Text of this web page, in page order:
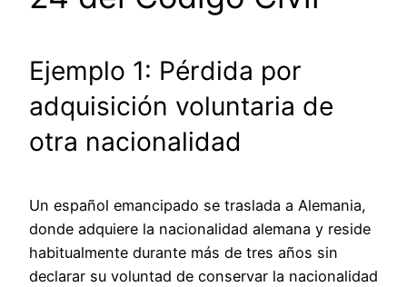
Ejemplo 1: Pérdida por
adquisición voluntaria de
otra nacionalidad
Un español emancipado se traslada a Alemania,
donde adquiere la nacionalidad alemana y reside
habitualmente durante más de tres años sin
declarar su voluntad de conservar la nacionalidad